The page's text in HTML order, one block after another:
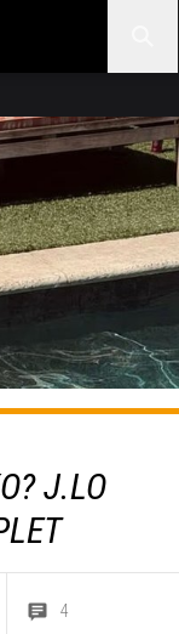
J.LO
4